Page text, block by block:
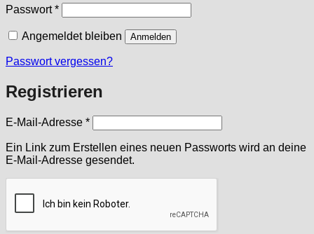
Passwort*Erforderlich
Angemeldet bleiben Anmelden
Passwort vergessen?
Registrieren
E-Mail-Adresse *Erforderlich
Ein Link zum Erstellen eines neuen Passworts wird an deine
E-Mail-Adresse gesendet.